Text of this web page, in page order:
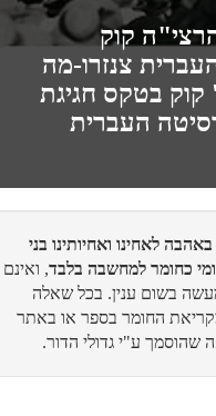
ויסמנדל זצ"ל
קוק
צנזרו-מה
בטקס חגיגת
העברית
לאחינו ואחיותינו בני
כחומר למחשבה בלבד, ואינם
בשום ענין. בכל שאלה
החומר בספר או באתר
שהוסמך ע"י גדולי הדור.